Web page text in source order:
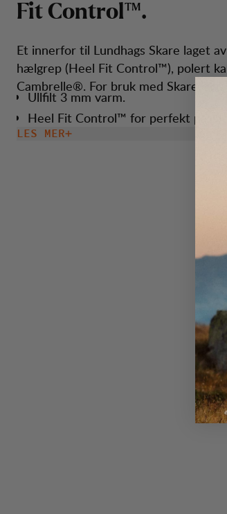
Fit Control™.
Et innerfor til Lundhags Skare laget
hælgrep (Heel Fit Control™), polert
Cambrelle®. For bruk med Skare, art.
Ullfilt 3 mm varm.
Heel Fit Control™ for perfekt
Enkel å skifte.
LES MER